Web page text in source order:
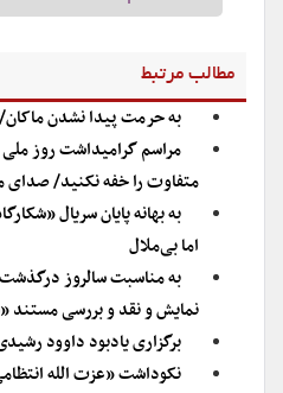
مطالب مرتبط
به حرمت پیدا نشدن ماکان/
مراسم گرامیداشت روز ملی
متفاوت را خفه نکنید/
به بهانه پایان سریال
اما بی‌ملال
به مناسبت سالروز
نمایش و نقد و بررسی مستند
برگزاری یادبود داوود
نکوداشت «عزت الله